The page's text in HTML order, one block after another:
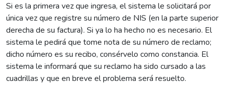
Si es la primera vez que ingresa, el sistema le solicitará por
única vez que registre su número de NIS (en la parte superior
derecha de su factura). Si ya lo ha hecho no es necesario. El
sistema le pedirá que tome nota de su número de reclamo;
dicho número es su recibo, consérvelo como constancia. El
sistema le informará que su reclamo ha sido cursado a las
cuadrillas y que en breve el problema será resuelto.